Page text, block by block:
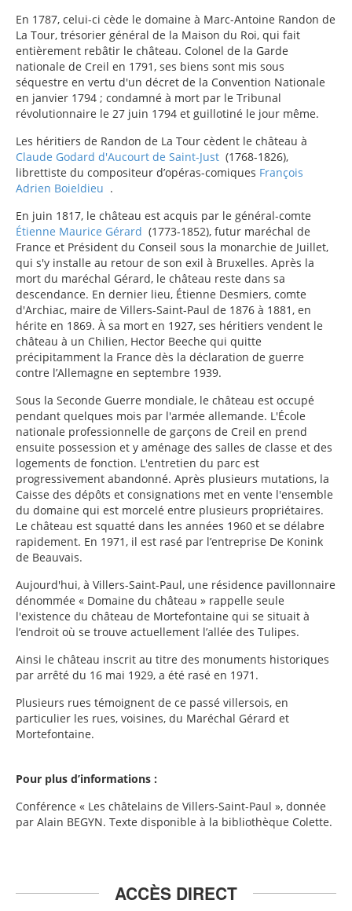
En 1787, celui-ci cède le domaine à Marc-Antoine Randon de
La Tour, trésorier général de la Maison du Roi, qui fait
entièrement rebâtir le château. Colonel de la Garde
nationale de Creil en 1791, ses biens sont mis sous
séquestre en vertu d'un décret de la Convention Nationale
en janvier 1794 ; condamné à mort par le Tribunal
révolutionnaire le 27 juin 1794 et guillotiné le jour même.
Les héritiers de Randon de La Tour cèdent le château à
Claude Godard d'Aucourt de Saint-Just (1768-1826),
librettiste du compositeur d’opéras-comiques François
Adrien Boieldieu .
En juin 1817, le château est acquis par le général-comte
Étienne Maurice Gérard (1773-1852), futur maréchal de
France et Président du Conseil sous la monarchie de Juillet,
qui s'y installe au retour de son exil à Bruxelles. Après la
mort du maréchal Gérard, le château reste dans sa
descendance. En dernier lieu, Étienne Desmiers, comte
d'Archiac, maire de Villers-Saint-Paul de 1876 à 1881, en
hérite en 1869. À sa mort en 1927, ses héritiers vendent le
château à un Chilien, Hector Beeche qui quitte
précipitamment la France dès la déclaration de guerre
contre l’Allemagne en septembre 1939.
Sous la Seconde Guerre mondiale, le château est occupé
pendant quelques mois par l'armée allemande. L'École
nationale professionnelle de garçons de Creil en prend
ensuite possession et y aménage des salles de classe et des
logements de fonction. L'entretien du parc est
progressivement abandonné. Après plusieurs mutations, la
Caisse des dépôts et consignations met en vente l'ensemble
du domaine qui est morcelé entre plusieurs propriétaires.
Le château est squatté dans les années 1960 et se délabre
rapidement. En 1971, il est rasé par l’entreprise De Konink
de Beauvais.
Aujourd'hui, à Villers-Saint-Paul, une résidence pavillonnaire
dénommée « Domaine du château » rappelle seule
l'existence du château de Mortefontaine qui se situait à
l’endroit où se trouve actuellement l’allée des Tulipes.
Ainsi le château inscrit au titre des monuments historiques
par arrêté du 16 mai 1929, a été rasé en 1971.
Plusieurs rues témoignent de ce passé villersois, en
particulier les rues, voisines, du Maréchal Gérard et
Mortefontaine.
Pour plus d’informations :
Conférence « Les châtelains de Villers-Saint-Paul », donnée
par Alain BEGYN. Texte disponible à la bibliothèque Colette.
ACCÈS DIRECT